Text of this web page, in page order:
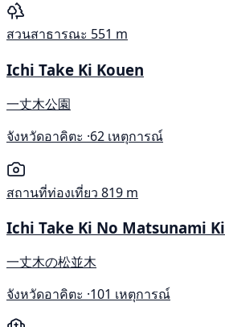
สวนสาธารณะ 551 m
Ichi Take Ki Kouen
一丈木公園
จังหวัดอาคิตะ ·62 เหตุการณ์
สถานที่ท่องเที่ยว 819 m
Ichi Take Ki No Matsunami Ki
一丈木の松並木
จังหวัดอาคิตะ ·101 เหตุการณ์